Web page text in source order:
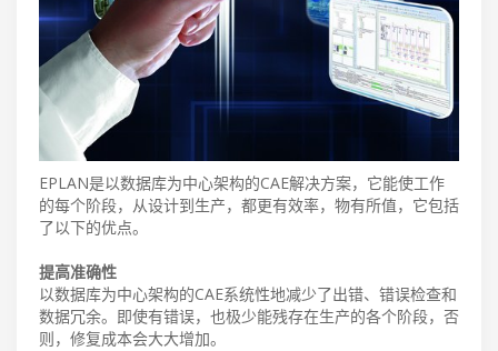
EPLAN是以数据库为中心架构的CAE解决方案，它能使工作
的每个阶段，从设计到生产，都更有效率，物有所值，它包括
了以下的优点。
提高准确性
以数据库为中心架构的CAE系统性地减少了出错、错误检查和
数据冗余。即使有错误，也极少能残存在生产的各个阶段，否
则，修复成本会大大增加。